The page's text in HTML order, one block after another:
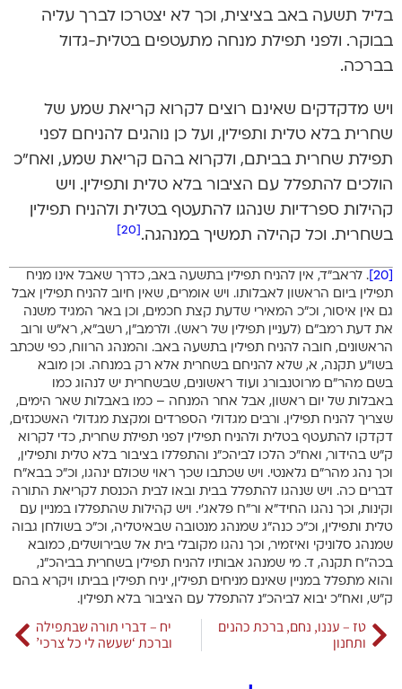
בליל תשעה באב בציצית, וכך לא יצטרכו לברך עליה
בבוקר. ולפני תפילת מנחה מתעטפים בטלית-גדול
בברכה.
ויש מדקדקים שאינם רוצים לקרוא קריאת שמע של
שחרית בלא טלית ותפילין, ועל כן נוהגים להניחם לפני
תפילת שחרית בביתם, ולקרוא בהם קריאת שמע, ואח”כ
הולכים להתפלל עם הציבור בלא טלית ותפילין. ויש
קהילות ספרדיות שנהגו להתעטף בטלית ולהניח תפילין
בשחרית. וכל קהילה תמשיך במנהגה.
. לראב”ד, אין להניח תפילין בתשעה באב, כדרך שאבל אינו מניח
תפילין ביום הראשון לאבלותו. ויש אומרים, שאין חיוב להניח תפילין אבל
גם אין איסור, וכ”כ המאירי שדעת קצת חכמים, וכן באר המגיד משנה
את דעת רמב”ם (לעניין תפילין של ראש). ולרמב”ן, רשב”א, רא”ש ורוב
הראשונים, חובה להניח תפילין בתשעה באב. והמנהג הרווח, כפי שכתב
בשו”ע תקנה, א, שלא להניחם בשחרית אלא רק במנחה. וכן מובא
בשם מהר”ם מרוטנבורג ועוד ראשונים, שבשחרית יש לנהוג כמו
באבלות של יום ראשון, אבל אחר המנחה – כמו באבלות שאר הימים,
שצריך להניח תפילין. ורבים מגדולי הספרדים ומקצת מגדולי האשכנזים,
דקדקו להתעטף בטלית ולהניח תפילין לפני תפילת שחרית, כדי לקרוא
ק”ש בהידור, ואח”כ הלכו לביהכ”נ והתפללו בציבור בלא טלית ותפילין,
וכך נהג מהר”ם גלאנטי. ויש שכתבו שכך ראוי שכולם ינהגו, וכ”כ בבא”ח
דברים כה. ויש שנהגו להתפלל בבית ובאו לבית הכנסת לקריאת התורה
וקינות, וכך נהגו החיד”א ור”ח פלאג’י. ויש קהילות שהתפללו במניין עם
טלית ותפילין, וכ”כ כנה”ג שמנהג מנטובה שבאיטליה, וכ”כ בשולחן גבוה
שמנהג סלוניקי ואיזמיר, וכך נהגו מקובלי בית אל שבירושלים, כמובא
בכה”ח תקנה, ד. מי שמנהג אבותיו להניח תפילין בשחרית בביהכ”נ,
והוא מתפלל במניין שאינם מניחים תפילין, יניח תפילין בביתו ויקרא בהם
ק”ש, ואח”כ יבוא לביהכ”נ להתפלל עם הציבור בלא תפילין.
טז – עננו, נחם, ברכת כהנים
ותחנון
יח – דברי תורה שבתפילה
וברכת ‘שעשה לי כל צרכי’